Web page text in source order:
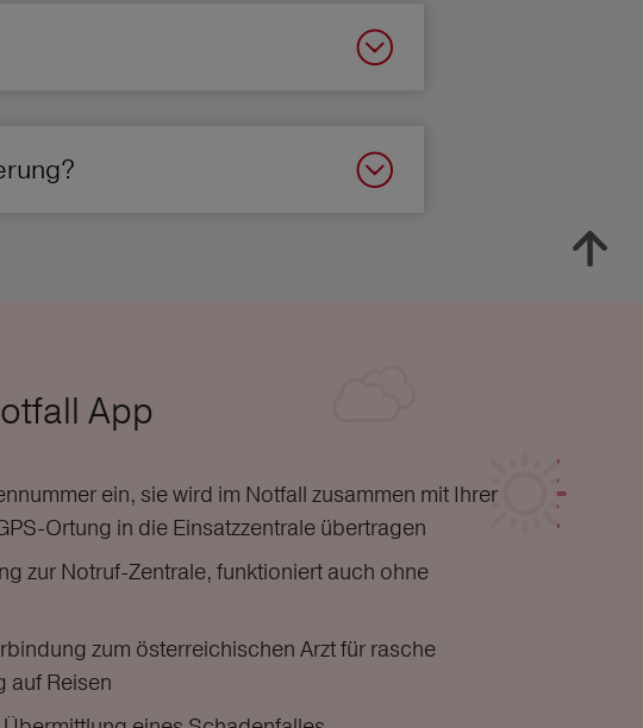
App
ein, sie wird im Notfall zusammen mit Ihrer
Ortung in die Einsatzzentrale übertragen
zur Notruf-Zentrale, funktioniert auch ohne
zum österreichischen Arzt für rasche
auf Reisen